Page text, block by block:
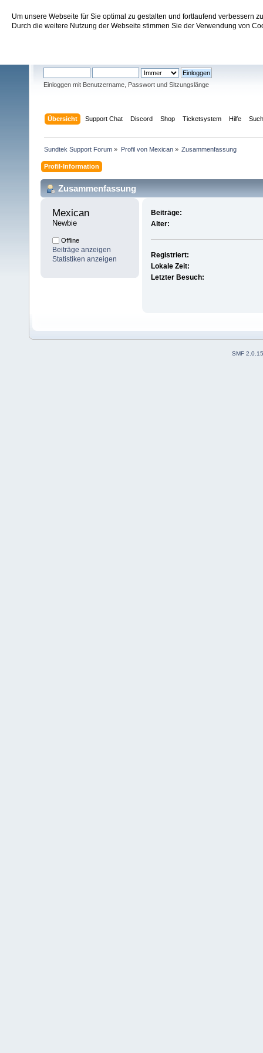
Um unsere Webseite für Sie optimal zu gestalten und fortlaufend verbessern
Durch die weitere Nutzung der Webseite stimmen Sie der Verwendung von
Sundtek Support Forum
Einloggen mit Benutzername, Passwort und Sitzungslänge
Übersicht Support Chat Discord Shop Ticketsystem Hilfe
Sundtek Support Forum » Profil von Mexican» Zusammenfassung
Profil-Information
Zusammenfassung
Mexican
Newbie
Offline
Beiträge anzeigen
Statistiken anzeigen
Beiträge:
Alter:
Registriert:
Lokale Zeit:
Letzter Besuch:
SMF 2.0.15